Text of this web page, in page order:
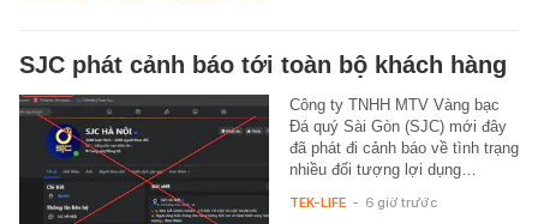
SJC phát cảnh báo tới toàn bộ khách hàng
Công ty TNHH MTV Vàng bạc
Đá quý Sài Gòn (SJC) mới đây
đã phát đi cảnh báo về tình trạng
nhiều đối tượng lợi dụng…
TEK-LIFE - 6 giờ trước